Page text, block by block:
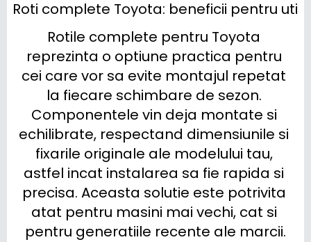
Roti complete Toyota: beneficii pentru
Rotile complete pentru Toyota
reprezinta o optiune practica pentru
cei care vor sa evite montajul repetat
la fiecare schimbare de sezon.
Componentele vin deja montate si
echilibrate, respectand dimensiunile si
fixarile originale ale modelului tau,
astfel incat instalarea sa fie rapida si
precisa. Aceasta solutie este potrivita
atat pentru masini mai vechi, cat si
pentru generatiile recente ale marcii.